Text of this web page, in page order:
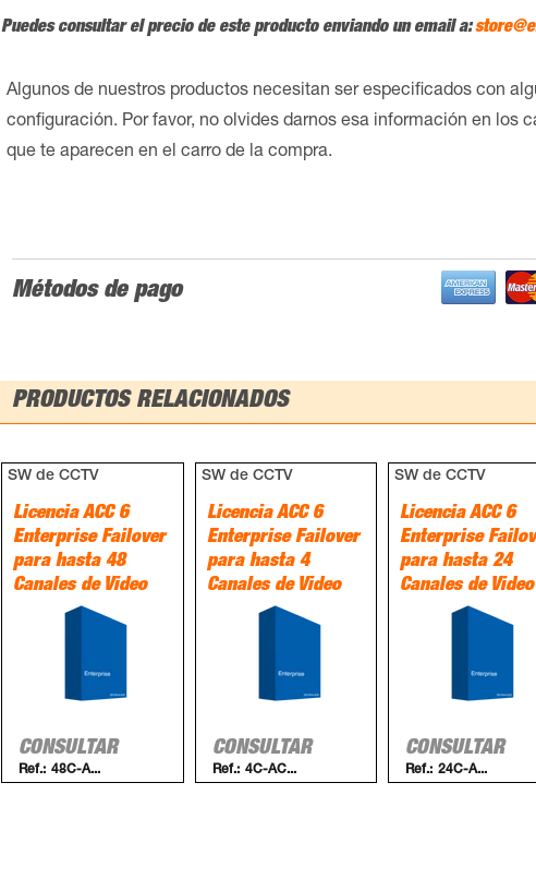
Puedes consultar el precio de este producto enviando un email a:
Algunos de nuestros productos necesitan ser especificados con
configuración. Por favor, no olvides darnos esa información en los
que te aparecen en el carro de la compra.
Métodos de pago
PRODUCTOS RELACIONADOS
SW de CCTV
Licencia ACC 6
Enterprise Failover
para hasta 48
Canales de Video
CONSULTAR
Ref.: 48C-A...
SW de CCTV
Licencia ACC 6
Enterprise Failover
para hasta 4
Canales de Video
CONSULTAR
Ref.: 4C-AC...
SW de CCTV
Licencia ACC 6
Enterprise
para hasta 24
Canales de Video
CONSULTAR
Ref.: 24C-A...